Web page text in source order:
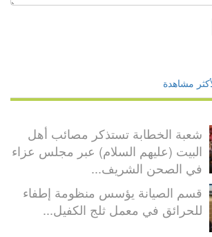
مشاهدة
شعبة الخطابة تستذكر مصائب أهل
البيت (عليهم السلام) عبر مجلس عزاء
في الصحن الشريف...
قسم الصيانة يؤسس منظومة إطفاء
للحرائق في معمل ثلج الكفيل...